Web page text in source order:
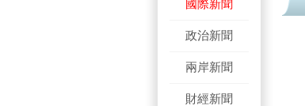
國際新聞
政治新聞
兩岸新聞
財經新聞